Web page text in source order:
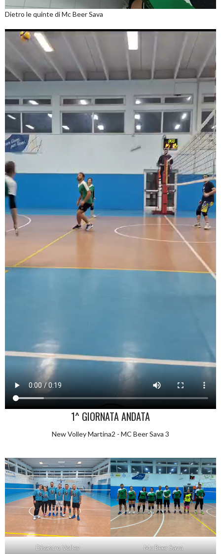
Dietro le quinte di Mc Beer Sava
1^ GIORNATA ANDATA
New Volley Martina2 - MC Beer Sava 3
Disastro Volley Mc Beer Sava